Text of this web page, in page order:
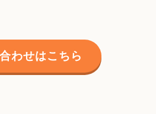
わせはこちら